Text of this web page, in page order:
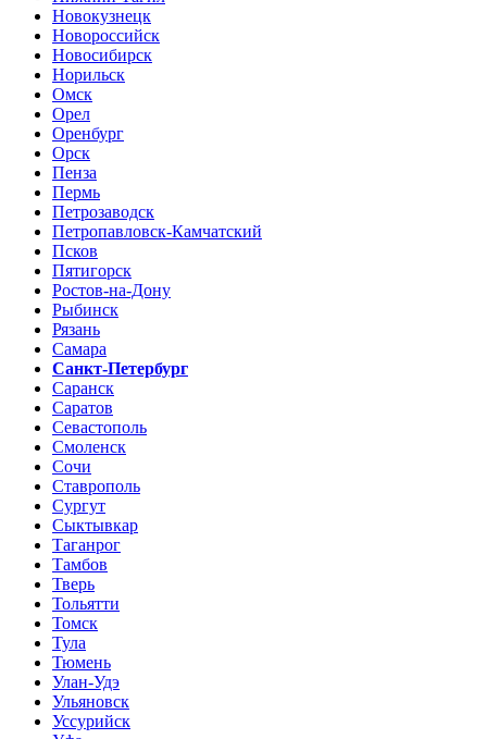
Новокузнецк
Новороссийск
Новосибирск
Норильск
Омск
Орел
Оренбург
Орск
Пенза
Пермь
Петрозаводск
Петропавловск-Камчатский
Псков
Пятигорск
Ростов-на-Дону
Рыбинск
Рязань
Самара
Санкт-Петербург
Саранск
Саратов
Севастополь
Смоленск
Сочи
Ставрополь
Сургут
Сыктывкар
Таганрог
Тамбов
Тверь
Тольятти
Томск
Тула
Тюмень
Улан-Удэ
Ульяновск
Уссурийск